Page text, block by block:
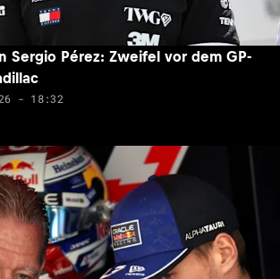
Sergio Pérez: Zweifel vor dem GP-
- 18:32